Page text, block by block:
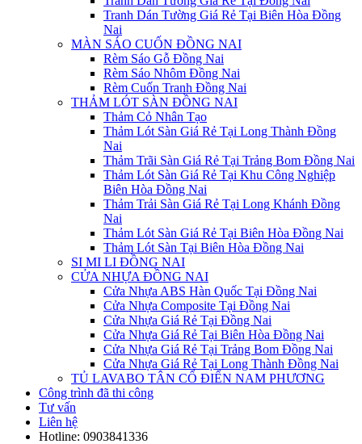
Tranh Dán Tường Giá Rẻ Tại Biên Hòa Đồng
Nai
MÀN SÁO CUỐN ĐỒNG NAI
Rèm Sáo Gỗ Đồng Nai
Rèm Sáo Nhôm Đồng Nai
Rèm Cuốn Tranh Đồng Nai
THẢM LÓT SÀN ĐỒNG NAI
Thảm Cỏ Nhân Tạo
Thảm Lót Sàn Giá Rẻ Tại Long Thành Đồng
Nai
Thảm Trãi Sàn Giá Rẻ Tại Trảng Bom Đồng Nai
Thảm Lót Sàn Giá Rẻ Tại Khu Công Nghiệp
Biên Hòa Đồng Nai
Thảm Trải Sàn Giá Rẻ Tại Long Khánh Đồng
Nai
Thảm Lót Sàn Giá Rẻ Tại Biên Hòa Đồng Nai
Thảm Lót Sàn Tại Biên Hòa Đồng Nai
SI MI LI ĐỒNG NAI
CỬA NHỰA ĐỒNG NAI
Cửa Nhựa ABS Hàn Quốc Tại Đồng Nai
Cửa Nhựa Composite Tại Đồng Nai
Cửa Nhựa Giá Rẻ Tại Đồng Nai
Cửa Nhựa Giá Rẻ Tại Biên Hòa Đồng Nai
Cửa Nhựa Giá Rẻ Tại Trảng Bom Đồng Nai
Cửa Nhựa Giá Rẻ Tại Long Thành Đồng Nai
TỦ LAVABO TÂN CỔ ĐIỂN NAM PHƯƠNG
Công trình đã thi công
Tư vấn
Liên hệ
Hotline: 0903841336